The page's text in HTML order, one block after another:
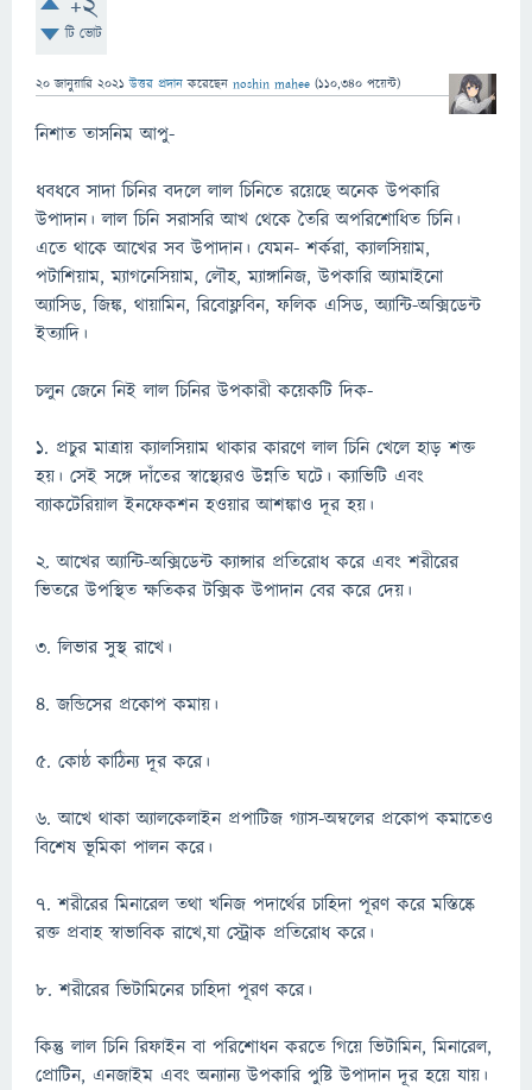
টি ভোট
20 জানুয়ারি 2021 উত্তর প্রদান করেছেন noshin mahee (110,340 পয়েন্ট)
নিশাত তাসনিম আপু-
ধবধবে সাদা চিনির বদলে লাল চিনিতে রয়েছে অনেক উপকারি
উপাদান। লাল চিনি সরাসরি আখ থেকে তৈরি অপরিশোধিত চিনি।
এতে থাকে আখের সব উপাদান। যেমন- শর্করা, ক্যালসিয়াম,
পটাশিয়াম, ম্যাগনেসিয়াম, লৌহ, ম্যাঙ্গানিজ, উপকারি অ্যামাইনো
অ্যাসিড, জিঙ্ক, থায়ামিন, রিবোফ্লবিন, ফলিক এসিড, অ্যান্টি-অক্সিডেন্ট
ইত্যাদি।
চলুন জেনে নিই লাল চিনির উপকারী কয়েকটি দিক-
১. প্রচুর মাত্রায় ক্যালসিয়াম থাকার কারণে লাল চিনি খেলে হাড় শক্ত
হয়। সেই সঙ্গে দাঁতের স্বাস্থ্যেরও উন্নতি ঘটে। ক্যাভিটি এবং
ব্যাকটেরিয়াল ইনফেকশন হওয়ার আশঙ্কাও দূর হয়।
২. আখের অ্যান্টি-অক্সিডেন্ট ক্যান্সার প্রতিরোধ করে এবং শরীরের
ভিতরে উপস্থিত ক্ষতিকর টক্সিক উপাদান বের করে দেয়।
৩. লিভার সুস্থ রাখে।
৪. জন্ডিসের প্রকোপ কমায়।
৫. কোষ্ঠ কাঠিন্য দূর করে।
৬. আখে থাকা অ্যালকেলাইন প্রপাটিজ গ্যাস-অম্বলের প্রকোপ কমাতেও
বিশেষ ভূমিকা পালন করে।
৭. শরীরের মিনারেল তথা খনিজ পদার্থের চাহিদা পূরণ করে মস্তিষ্কে
রক্ত প্রবাহ স্বাভাবিক রাখে,যা স্ট্রোক প্রতিরোধ করে।
৮. শরীরের ভিটামিনের চাহিদা পূরণ করে।
কিন্তু লাল চিনি রিফাইন বা পরিশোধন করতে গিয়ে ভিটামিন, মিনারেল,
প্রোটিন, এনজাইম এবং অন্যান্য উপকারি পুষ্টি উপাদান দূর হয়ে যায়।